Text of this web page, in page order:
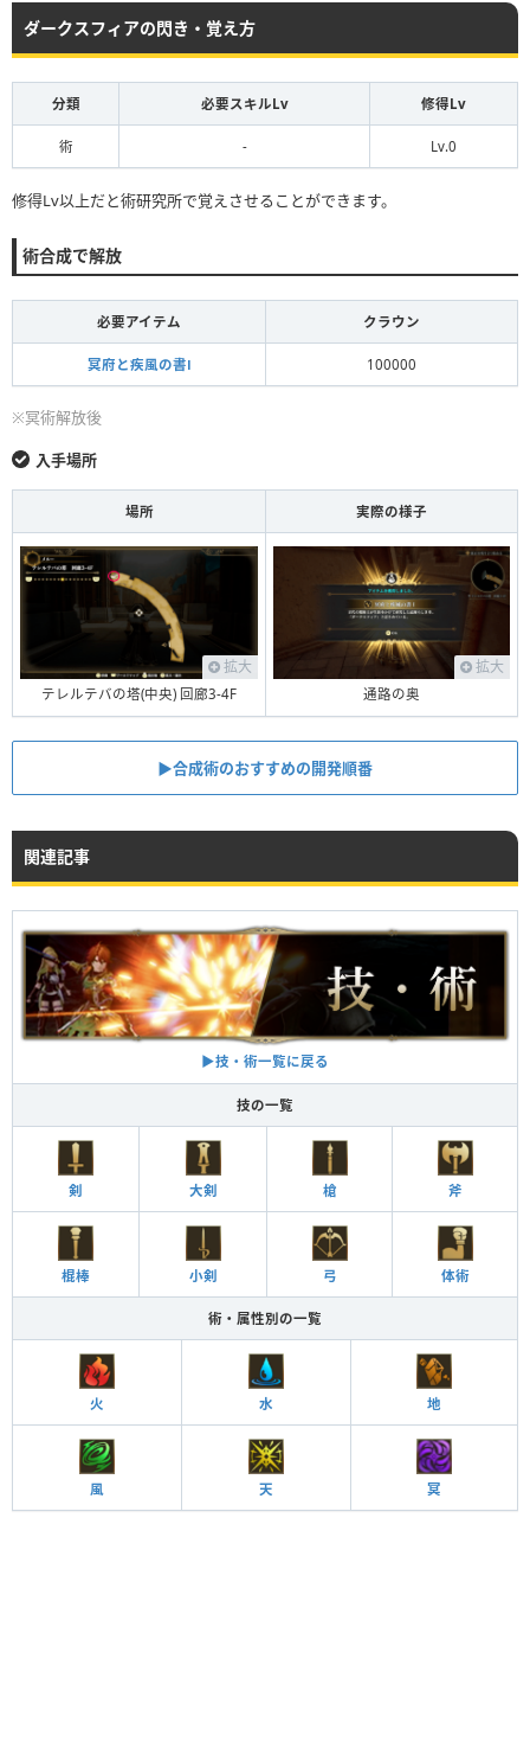
ダークスフィアの閃き・覚え方
分類 必要スキルLv 修得Lv
術 - Lv.0
修得Lv以上だと術研究所で覚えさせることができます。
術合成で解放
必要アイテム クラウン
冥府と疾風の書Ⅰ 100000
※冥術解放後
入手場所
場所 実際の様子
拡大
テレルテバの塔(中央) 回廊3-4F
拡大
通路の奥
▶︎合成術のおすすめの開発順番
関連記事
▶︎技・術一覧に戻る
技の一覧
剣 大剣 槍 斧
棍棒 小剣 弓 体術
術・属性別の一覧
火 水 地
風 天 冥